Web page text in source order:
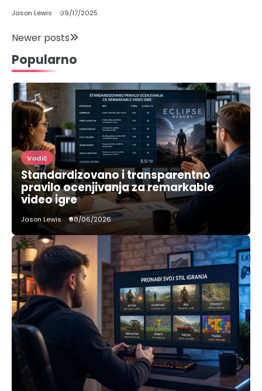
Jason Lewis 09/17/2025
Posts
navigation
Newer posts
Popularno
Vodič
Standardizovano i transparentno
pravilo ocenjivanja za remarkable
video igre
Jason Lewis 08/06/2026